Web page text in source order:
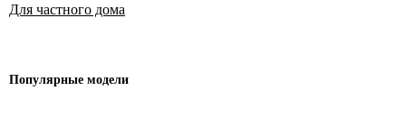
Для частного дома
Популярные модели